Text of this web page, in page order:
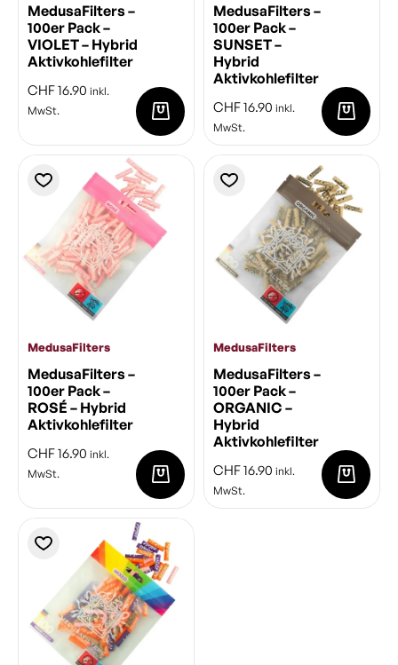
MedusaFilters –
100er Pack –
VIOLET – Hybrid
Aktivkohlefilter
CHF16.90 inkl.
MwSt.
MedusaFilters –
100er Pack –
SUNSET –
Hybrid
Aktivkohlefilter
CHF16.90 inkl.
MwSt.
MedusaFilters
MedusaFilters –
100er Pack –
ROSÉ – Hybrid
Aktivkohlefilter
CHF16.90 inkl.
MwSt.
MedusaFilters
MedusaFilters –
100er Pack –
ORGANIC –
Hybrid
Aktivkohlefilter
CHF16.90 inkl.
MwSt.